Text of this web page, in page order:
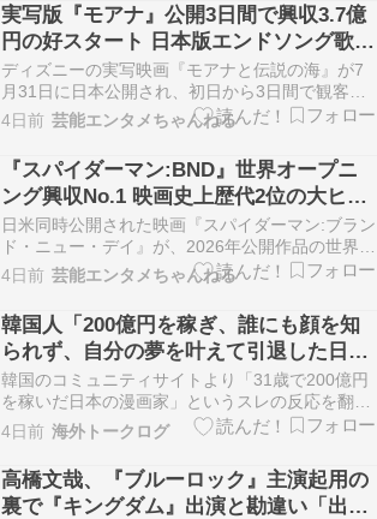
実写版『モアナ』公開3日間で興収3.7億
円の好スタート 日本版エンドソング歌唱
収録映像解禁
ディズニーの実写映画『モアナと伝説の海』が7
月31日に日本公開され、初日から3日間で観客動
員25万6644人、興行収入3億7000万円を記録した
ことがわかった。あわせて、日本版エンドソング
を歌う屋比久知奈(アニメーション版モアナ役)、
ME:IのTSUZUMI(実写版モアナ役)、…
4日前 芸能エンタメちゃんねる
『スパイダーマン:BND』世界オープニ
ング興収No.1 映画史上歴代2位の大ヒッ
トスタート
日米同時公開された映画『スパイダーマン:ブラン
ド・ニュー・デイ』が、2026年公開作品の世界オ
ープニング興行収入No.1、映画史上歴代2位の大
記録を樹立。日本でも初日興行収入・動員ともに
2026年公開洋画No.1を記録したほか、歴代『ス
パイダーマン』シリーズ最高の初日興行収入を…
4日前 芸能エンタメちゃんねる
韓国人「200億円を稼ぎ、誰にも顔を知
られず、自分の夢を叶えて引退した日本
の伝説の漫画家がこちら…（ﾌﾞﾙﾌﾞﾙ」＝
韓国の反応
韓国のコミュニティサイトより「31歳で200億円
を稼いだ日本の漫画家」というスレの反応を翻訳
して紹介します。 31歳で200億円を稼いだ日本の
漫画家 『鬼滅の刃』作者、31歳で「200億円」を
稼いで引退 世界的な社会現象を巻き起こした漫画
『鬼滅の刃』の作者・吾峠呼世晴が、31歳と…
4日前 海外トークログ
高橋文哉、『ブルーロック』主演起用の
裏で『キングダム』出演と勘違い「出る